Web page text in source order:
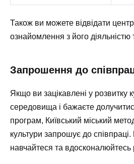
Також ви можете відвідати
ознайомлення з його
Запрошення до
Якщо ви зацікавлені у розвитку
середовища і бажаєте
програм, Київський міський
культури запрошує до
навчайтеся та